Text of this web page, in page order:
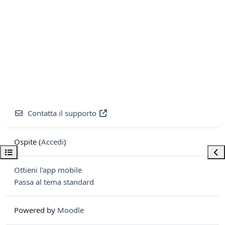
Apri indice del corso
Contatta il supporto
Ospite (Accedi)
Ottieni l'app mobile
Passa al tema standard
Powered by Moodle